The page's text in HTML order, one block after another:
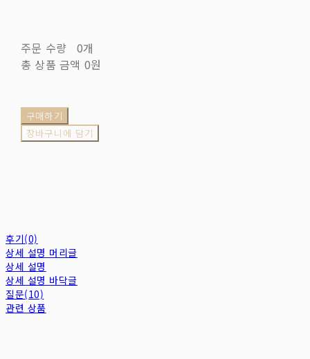
주문 수량
0개
총 상품 금액 0원
구매하기
장바구니에 담기
후기(0)
상세 설명 머리글
상세 설명
상세 설명 바닥글
질문(10)
관련 상품